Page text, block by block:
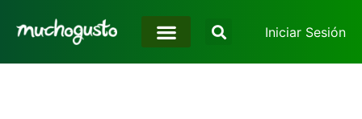
Iniciar Sesión